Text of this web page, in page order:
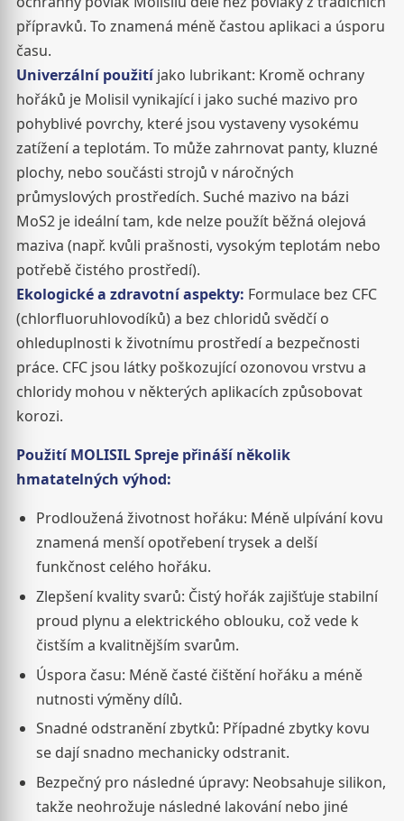
přípravků. To znamená méně častou aplikaci a úsporu
času.
Univerzální použitíjako lubrikant: Kromě ochrany
hořáků je Molisil vynikající i jako suché mazivo pro
pohyblivé povrchy, které jsou vystaveny vysokému
zatížení a teplotám. To může zahrnovat panty, kluzné
plochy, nebo součásti strojů v náročných
průmyslových prostředích. Suché mazivo na bázi
MoS2 je ideální tam, kde nelze použít běžná olejová
maziva (např. kvůli prašnosti, vysokým teplotám nebo
potřebě čistého prostředí).
Ekologické a zdravotní aspekty: Formulace bez CFC
(chlorfluoruhlovodíků) a bez chloridů svědčí o
ohleduplnosti k životnímu prostředí a bezpečnosti
práce. CFC jsou látky poškozující ozonovou vrstvu a
chloridy mohou v některých aplikacích způsobovat
korozi.
Použití MOLISIL Spreje přináší několik
hmatatelných výhod:
Prodloužená životnost hořáku: Méně ulpívání kovu
znamená menší opotřebení trysek a delší
funkčnost celého hořáku.
Zlepšení kvality svarů: Čistý hořák zajišťuje stabilní
proud plynu a elektrického oblouku, což vede k
čistším a kvalitnějším svarům.
Úspora času: Méně časté čištění hořáku a méně
nutnosti výměny dílů.
Snadné odstranění zbytků: Případné zbytky kovu
se dají snadno mechanicky odstranit.
Bezpečný pro následné úpravy: Neobsahuje silikon,
takže neohrožuje následné lakování nebo jiné